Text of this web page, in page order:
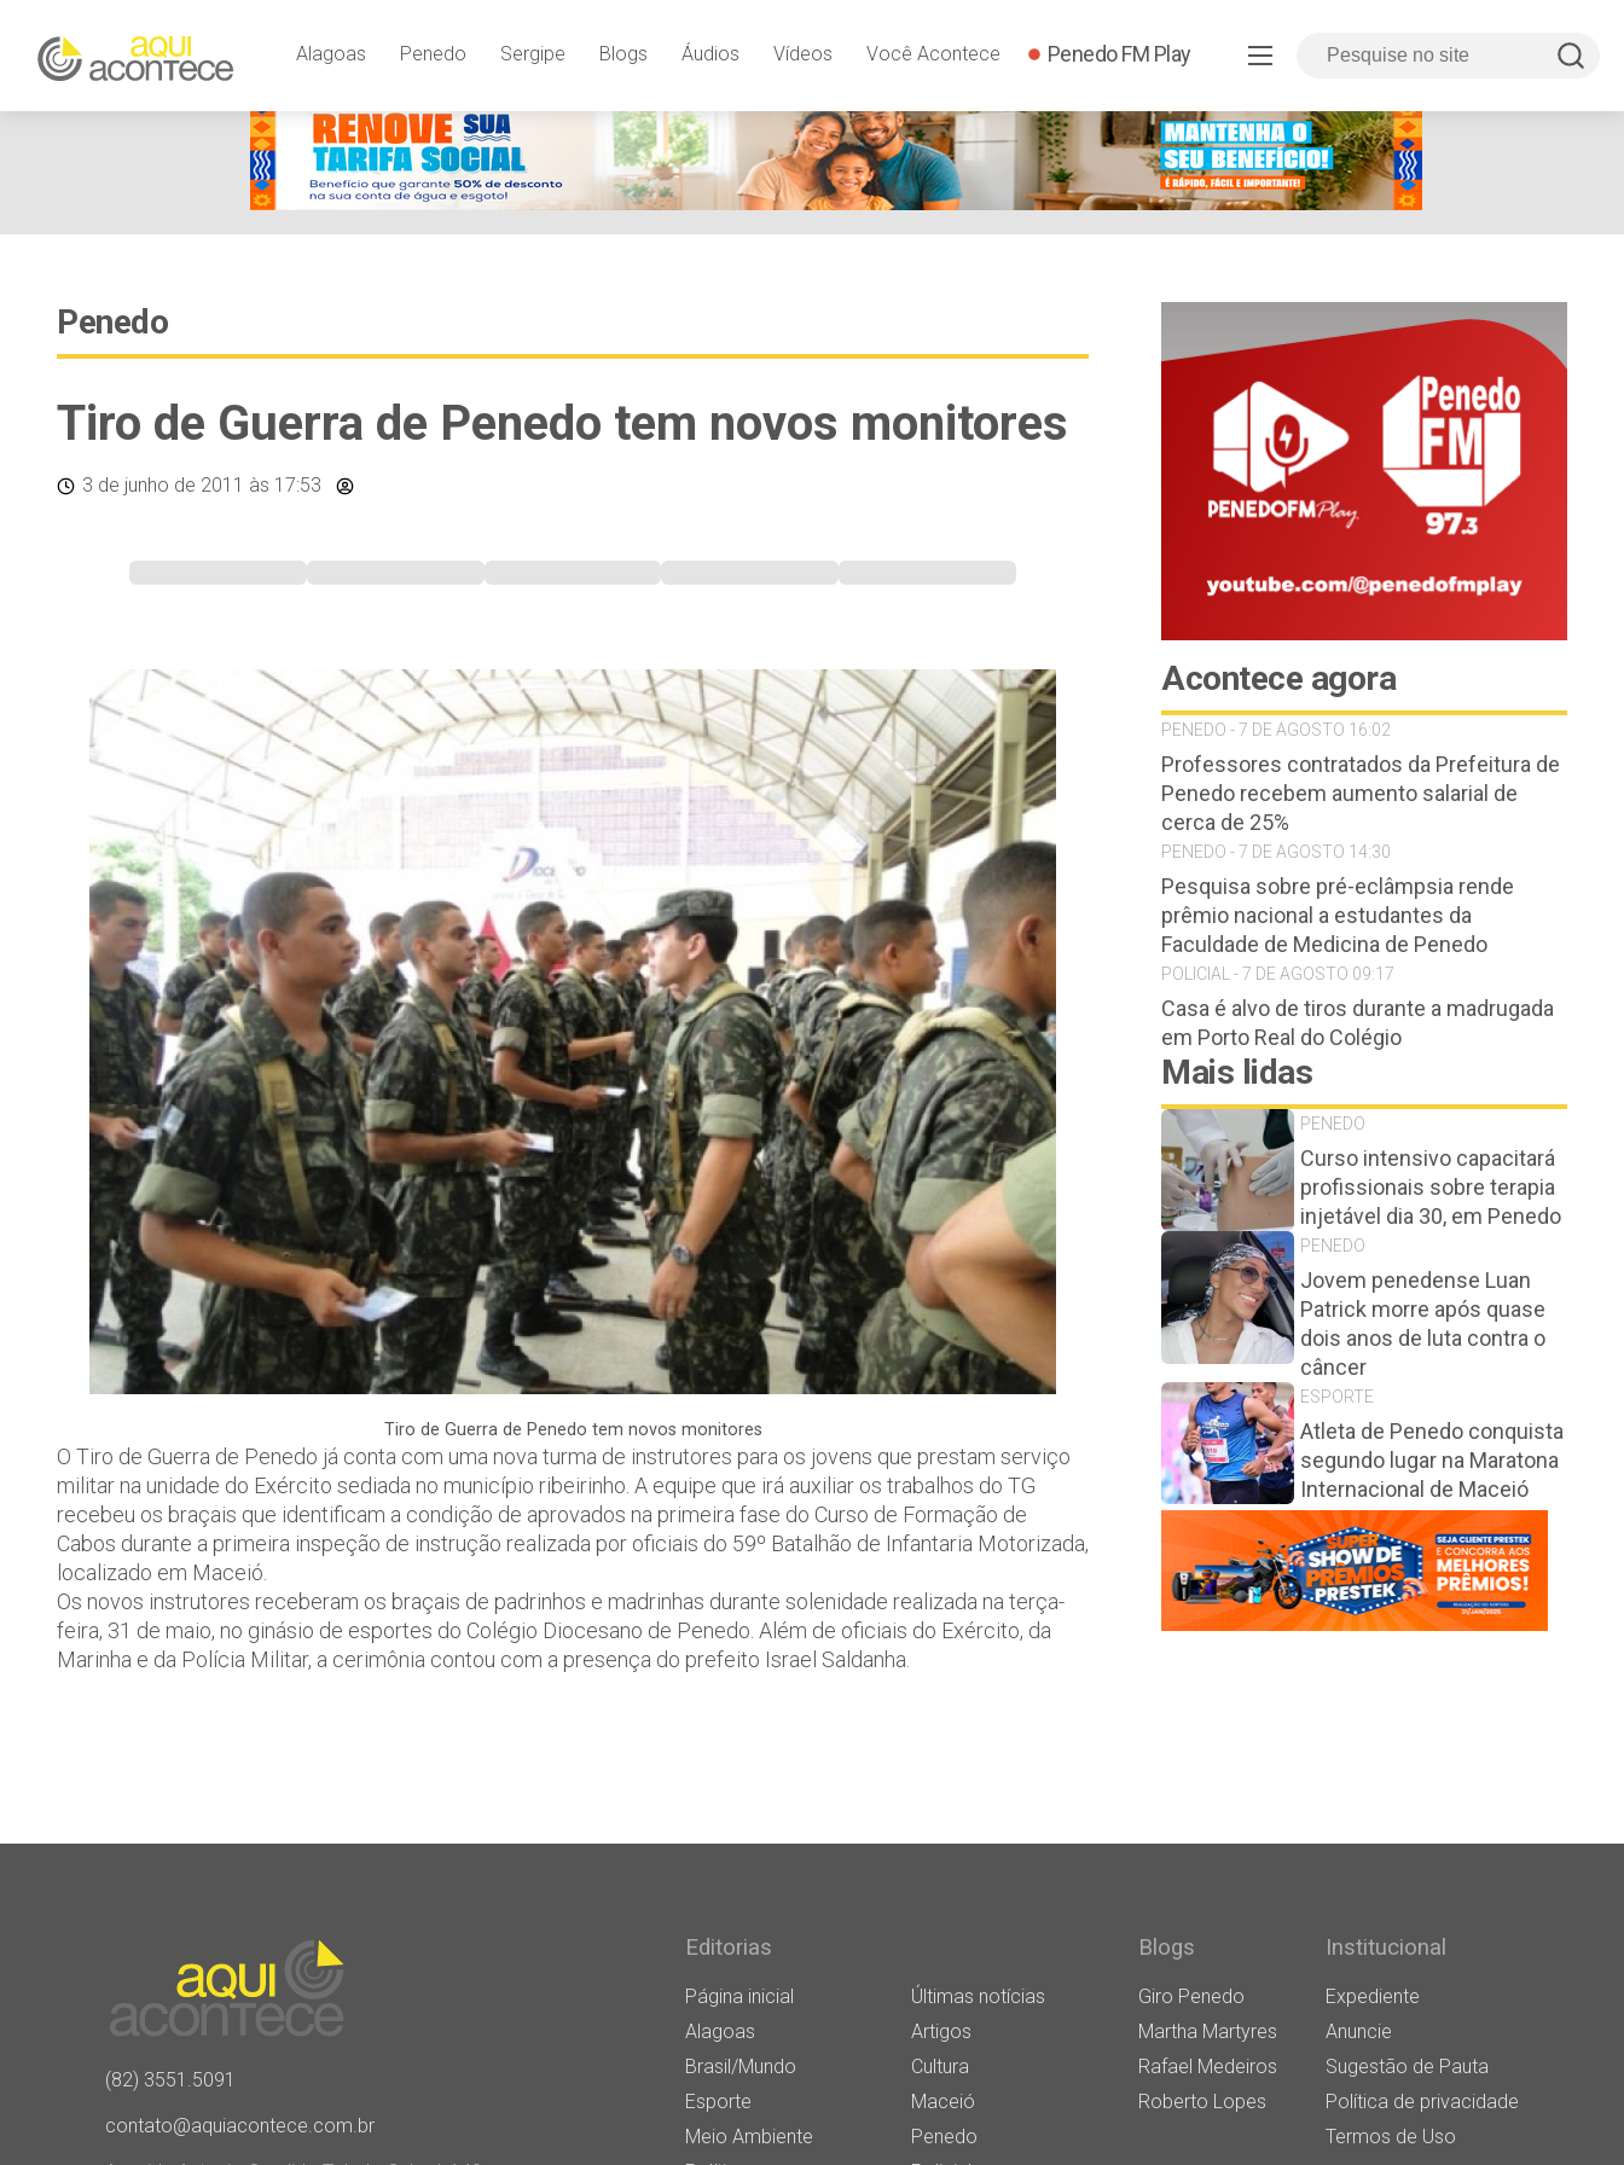
Alagoas Penedo Sergipe Blogs Áudios Vídeos Você Acontece Penedo FM Play
Penedo
Tiro de Guerra de Penedo tem novos monitores
3 de junho de 2011 às 17:53
Tiro de Guerra de Penedo tem novos monitores
O Tiro de Guerra de Penedo já conta com uma nova turma de instrutores para os jovens que prestam serviço
militar na unidade do Exército sediada no município ribeirinho. A equipe que irá auxiliar os trabalhos do TG
recebeu os braçais que identificam a condição de aprovados na primeira fase do Curso de Formação de
Cabos durante a primeira inspeção de instrução realizada por oficiais do 59º Batalhão de Infantaria Motorizada,
localizado em Maceió.
Os novos instrutores receberam os braçais de padrinhos e madrinhas durante solenidade realizada na terça-
feira, 31 de maio, no ginásio de esportes do Colégio Diocesano de Penedo. Além de oficiais do Exército, da
Marinha e da Polícia Militar, a cerimônia contou com a presença do prefeito Israel Saldanha.
Acontece agora
PENEDO - 7 DE AGOSTO 16:02
Professores contratados da Prefeitura de
Penedo recebem aumento salarial de
cerca de 25%
PENEDO - 7 DE AGOSTO 14:30
Pesquisa sobre pré-eclâmpsia rende
prêmio nacional a estudantes da
Faculdade de Medicina de Penedo
POLICIAL - 7 DE AGOSTO 09:17
Casa é alvo de tiros durante a madrugada
em Porto Real do Colégio
Mais lidas
PENEDO
Curso intensivo capacitará
profissionais sobre terapia
injetável dia 30, em Penedo
PENEDO
Jovem penedense Luan
Patrick morre após quase
dois anos de luta contra o
câncer
ESPORTE
Atleta de Penedo conquista
segundo lugar na Maratona
Internacional de Maceió
(82) 3551.5091
contato@aquiacontece.com.br
Editorias
Página inicial
Últimas notícias
Alagoas
Artigos
Brasil/Mundo
Cultura
Esporte
Maceió
Meio Ambiente
Penedo
Blogs
Giro Penedo
Martha Martyres
Rafael Medeiros
Roberto Lopes
Institucional
Expediente
Anuncie
Sugestão de Pauta
Política de privacidade
Termos de Uso